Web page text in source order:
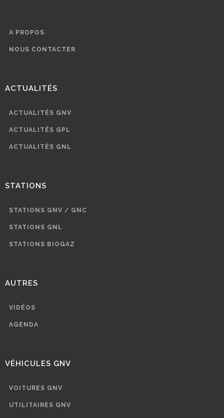
A PROPOS
NOUS CONTACTER
ACTUALITÉS
ACTUALITÉS GNV
ACTUALITÉS GPL
ACTUALITÉS GNL
STATIONS
STATIONS GNV / GNC
STATIONS GNL
STATIONS BIOGAZ
AUTRES
VIDÉOS
AGENDA
VÉHICULES GNV
VOITURES GNV
UTILITAIRES GNV